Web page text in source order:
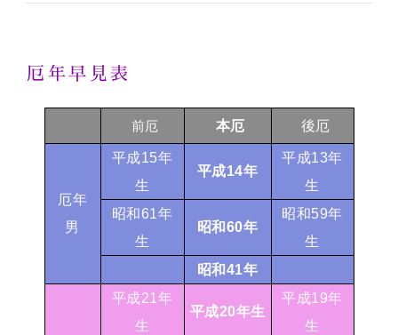
厄年早見表
前厄 本厄 後厄
厄年
男
平成15年
生
平成14年
平成13年
生
昭和61年
生
昭和60年
昭和59年
生
昭和41年
平成21年
生
平成20年生
平成19年
生